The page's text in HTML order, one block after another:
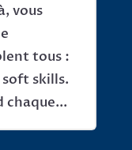
vous
tous :
skills.
chaque...